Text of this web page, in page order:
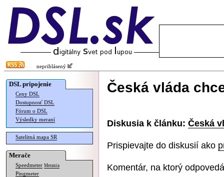
neprihlásený
DSL pripojenie
Ceny DSL
Dostupnosť DSL
Fórum o DSL
Výsledky meraní
Satelitná mapa SR
Merače
Speedmeter Merania
Pingmeter
Česká vláda
Diskusia k článku: Česká
Prispievajte do diskusií ako
Komentár, na ktorý